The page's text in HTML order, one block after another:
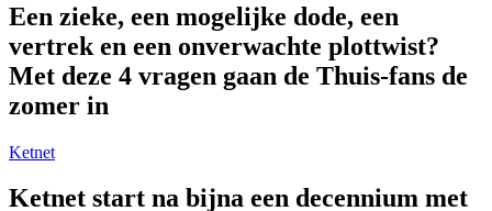
Een zieke, een mogelijke dode, een
vertrek en een onverwachte plottwist?
Met deze 4 vragen gaan de Thuis-fans de
zomer in
Ketnet
Ketnet start na bijna een decennium met